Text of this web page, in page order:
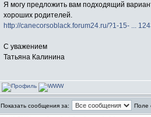
Я могу предложить вам подходящий
хороших родителей.
http://canecorsoblack.forum24.ru/?1-15- ...
С уважением
Татьяна Калинина
Показать сообщения за: Поле